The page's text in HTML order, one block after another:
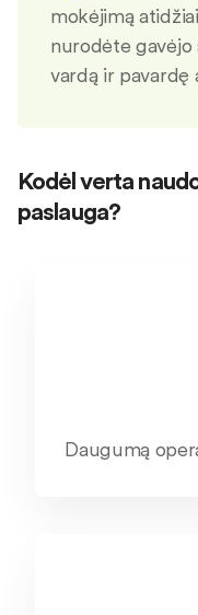
mokėjimą
nurodėte gavėjo
vardą ir pavardę
Kodėl verta
paslauga?
Daugumą